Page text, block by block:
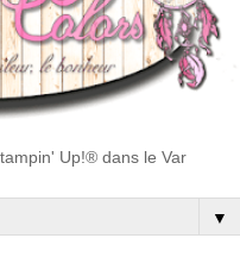
Up!® dans le Var
▼